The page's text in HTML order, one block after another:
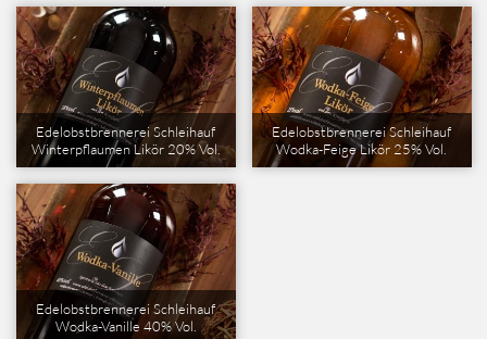
Edelobstbrennerei Schleihauf
Winterpflaumen Likör 20% Vol.
Edelobstbrennerei Schleihauf
Wodka-Feige Likör 25% Vol.
Edelobstbrennerei Schleihauf
Wodka-Vanille 40% Vol.